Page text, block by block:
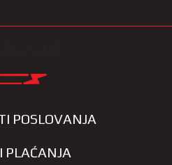
POSLOVANJA
PLAĆANJA